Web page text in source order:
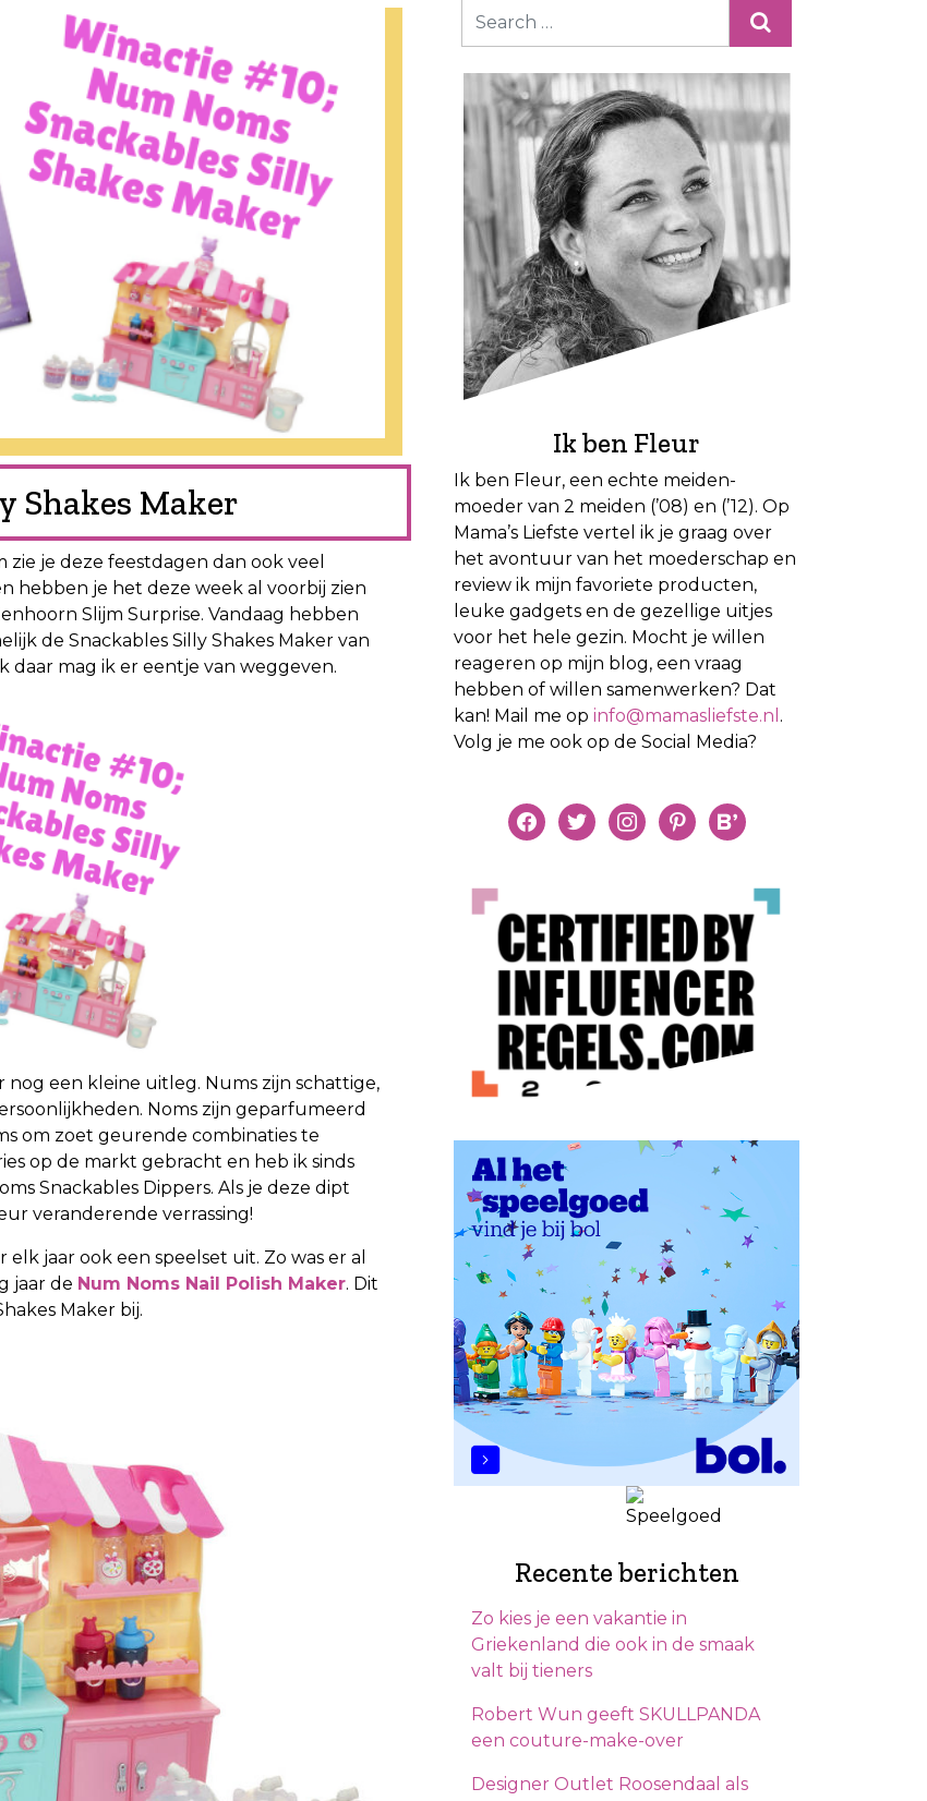
Shakes Maker
zie je deze feestdagen dan ook veel
hebben je het deze week al voorbij zien
Slijm Surprise. Vandaag hebben
de Snackables Silly Shakes Maker van
daar mag ik er eentje van weggeven.
een kleine uitleg. Nums zijn schattige,
Noms zijn geparfumeerd
om zoet geurende combinaties te
op de markt gebracht en heb ik sinds
Snackables Dippers. Als je deze dipt
veranderende verrassing!
jaar ook een speelset uit. Zo was er al
jaar de Num Noms Nail Polish Maker. Dit
Maker bij.
Ik ben Fleur
Ik ben Fleur, een echte meiden-
moeder van 2 meiden (’08) en (’12). Op
Mama’s Liefste vertel ik je graag over
het avontuur van het moederschap en
review ik mijn favoriete producten,
leuke gadgets en de gezellige uitjes
voor het hele gezin. Mocht je willen
reageren op mijn blog, een vraag
hebben of willen samenwerken? Dat
kan! Mail me op info@mamasliefste.nl .
Volg je me ook op de Social Media?
facebooktwitterinstagrampinterestbloglovin
Recente berichten
Zo kies je een vakantie in
Griekenland die ook in de smaak
valt bij tieners
Robert Wun geeft SKULLPANDA
een couture-make-over
Designer Outlet Roosendaal als